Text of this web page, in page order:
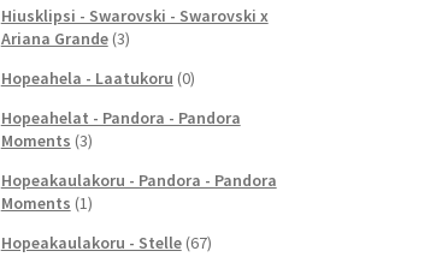
Hiusklipsi - Swarovski - Swarovski x
Ariana Grande (3)
Hopeahela - Laatukoru (0)
Hopeahelat - Pandora - Pandora
Moments (3)
Hopeakaulakoru - Pandora - Pandora
Moments (1)
Hopeakaulakoru - Stelle (67)